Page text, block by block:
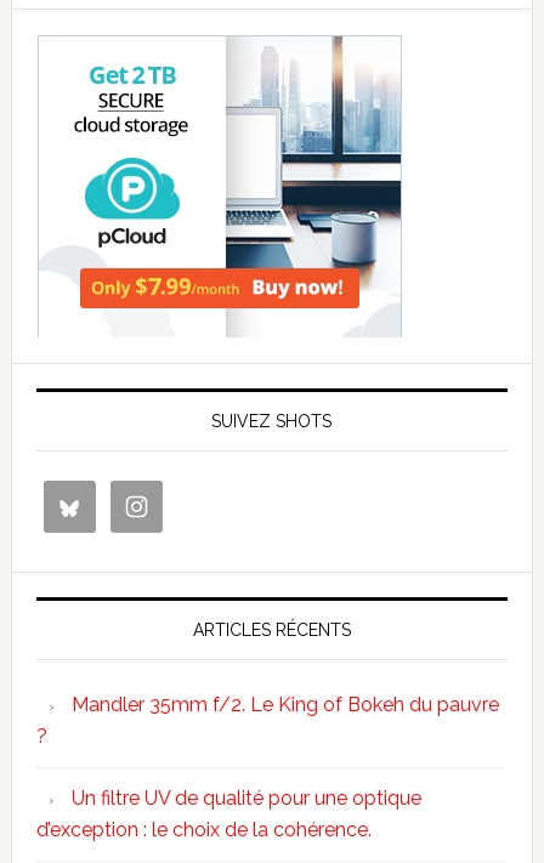
SUIVEZ SHOTS
ARTICLES RÉCENTS
Mandler 35mm f/2. Le King of Bokeh du pauvre
?
Un filtre UV de qualité pour une optique
d’exception : le choix de la cohérence.